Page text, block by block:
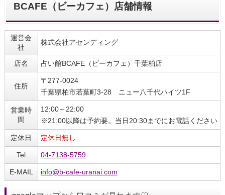
BCAFE（ビーカフェ）店舗情報
運営会
社
株式会社アセンディング
店名 占い館BCAFE（ビーカフェ）千葉柏店
住所
〒277-0024
千葉県柏市若葉町3-28 ニュー八千代ハイツ1F
営業時
間
12:00～22:00
※21:00以降は予約要。当日20:30までにお電話ください
定休日 定休日無し
Tel 04-7138-5759
E-MAIL info@b-cafe-uranai.com